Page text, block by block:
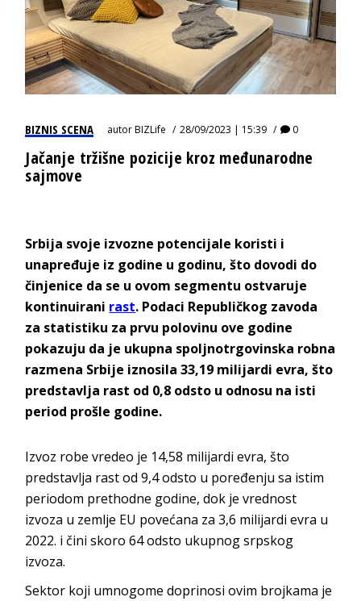
BIZNIS SCENA autorBIZLife 28/09/2023 | 15:39 0
Jačanje tržišne pozicije kroz međunarodne
sajmove
Srbija svoje izvozne potencijale koristi i
unapređuje iz godine u godinu, što dovodi do
činjenice da se u ovom segmentu ostvaruje
kontinuirani rast. Podaci Republičkog zavoda
za statistiku za prvu polovinu ove godine
pokazuju da je ukupna spoljnotrgovinska robna
razmena Srbije iznosila 33,19 milijardi evra, što
predstavlja rast od 0,8 odsto u odnosu na isti
period prošle godine.
Izvoz robe vredeo je 14,58 milijardi evra, što
predstavlja rast od 9,4 odsto u poređenju sa istim
periodom prethodne godine, dok je vrednost
izvoza u zemlje EU povećana za 3,6 milijardi evra u
2022. i čini skoro 64 odsto ukupnog srpskog
izvoza.
Sektor koji umnogome doprinosi ovim brojkama je